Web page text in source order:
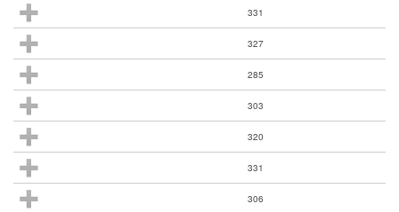
331
327
285
303
320
331
306